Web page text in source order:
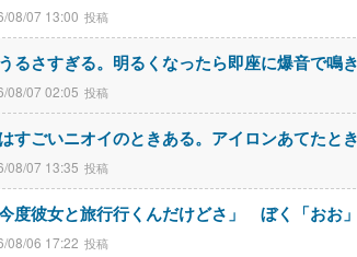
08/07 13:00
るさすぎる。明るくなったら即座に爆音で鳴
08/07 02:05
すごいニオイのときある。アイロンあてたと
08/07 13:35
度彼女と旅行行くんだけどさ」 ぼく「お
08/06 17:22